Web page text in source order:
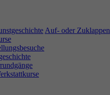
Auf- oder Zuklappen